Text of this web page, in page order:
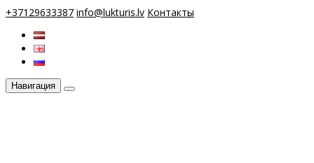
+37129633387 info@lukturis.lv Контакты
Навигация